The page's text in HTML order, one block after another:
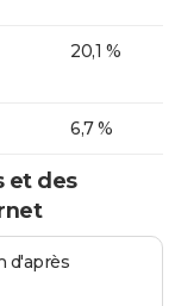
20,1 %
6,7 %
et des
d'après